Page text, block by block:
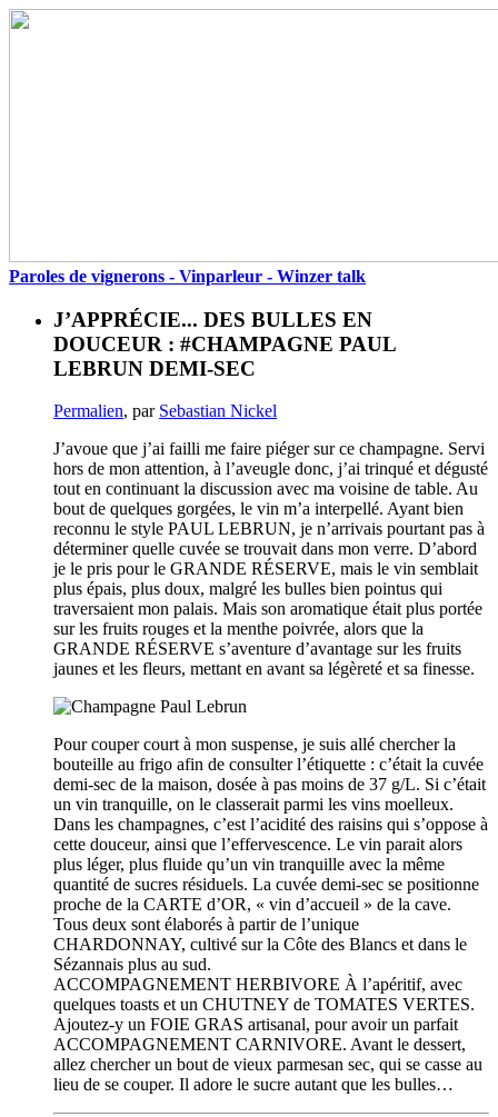
Paroles de vignerons - Vinparleur - Winzer talk
J’APPRÉCIE... DES BULLES EN
DOUCEUR : #CHAMPAGNE PAUL
LEBRUN DEMI-SEC
Permalien, par Sebastian Nickel
J’avoue que j’ai failli me faire piéger sur ce champagne. Servi
hors de mon attention, à l’aveugle donc, j’ai trinqué et dégusté
tout en continuant la discussion avec ma voisine de table. Au
bout de quelques gorgées, le vin m’a interpellé. Ayant bien
reconnu le style PAUL LEBRUN, je n’arrivais pourtant pas à
déterminer quelle cuvée se trouvait dans mon verre. D’abord
je le pris pour le GRANDE RÉSERVE, mais le vin semblait
plus épais, plus doux, malgré les bulles bien pointus qui
traversaient mon palais. Mais son aromatique était plus portée
sur les fruits rouges et la menthe poivrée, alors que la
GRANDE RÉSERVE s’aventure d’avantage sur les fruits
jaunes et les fleurs, mettant en avant sa légèreté et sa finesse.
Pour couper court à mon suspense, je suis allé chercher la
bouteille au frigo afin de consulter l’étiquette : c’était la cuvée
demi-sec de la maison, dosée à pas moins de 37 g/L. Si c’était
un vin tranquille, on le classerait parmi les vins moelleux.
Dans les champagnes, c’est l’acidité des raisins qui s’oppose à
cette douceur, ainsi que l’effervescence. Le vin parait alors
plus léger, plus fluide qu’un vin tranquille avec la même
quantité de sucres résiduels. La cuvée demi-sec se positionne
proche de la CARTE d’OR, « vin d’accueil » de la cave.
Tous deux sont élaborés à partir de l’unique
CHARDONNAY, cultivé sur la Côte des Blancs et dans le
Sézannais plus au sud.
ACCOMPAGNEMENT HERBIVORE À l’apéritif, avec
quelques toasts et un CHUTNEY de TOMATES VERTES.
Ajoutez-y un FOIE GRAS artisanal, pour avoir un parfait
ACCOMPAGNEMENT CARNIVORE. Avant le dessert,
allez chercher un bout de vieux parmesan sec, qui se casse au
lieu de se couper. Il adore le sucre autant que les bulles…